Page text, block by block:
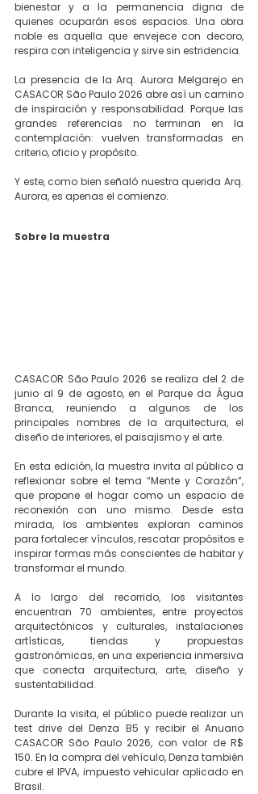
bienestar y a la permanencia digna de
quienes ocuparán esos espacios. Una obra
noble es aquella que envejece con decoro,
respira con inteligencia y sirve sin estridencia.
La presencia de la Arq. Aurora Melgarejo en
CASACOR São Paulo 2026 abre así un camino
de inspiración y responsabilidad. Porque las
grandes referencias no terminan en la
contemplación: vuelven transformadas en
criterio, oficio y propósito.
Y este, como bien señaló nuestra querida Arq.
Aurora, es apenas el comienzo.
Sobre la muestra
CASACOR São Paulo 2026 se realiza del 2 de
junio al 9 de agosto, en el Parque da Água
Branca, reuniendo a algunos de los
principales nombres de la arquitectura, el
diseño de interiores, el paisajismo y el arte.
En esta edición, la muestra invita al público a
reflexionar sobre el tema “Mente y Corazón”,
que propone el hogar como un espacio de
reconexión con uno mismo. Desde esta
mirada, los ambientes exploran caminos
para fortalecer vínculos, rescatar propósitos e
inspirar formas más conscientes de habitar y
transformar el mundo.
A lo largo del recorrido, los visitantes
encuentran 70 ambientes, entre proyectos
arquitectónicos y culturales, instalaciones
artísticas, tiendas y propuestas
gastronómicas, en una experiencia inmersiva
que conecta arquitectura, arte, diseño y
sustentabilidad.
Durante la visita, el público puede realizar un
test drive del Denza B5 y recibir el Anuario
CASACOR São Paulo 2026, con valor de R$
150. En la compra del vehículo, Denza también
cubre el IPVA, impuesto vehicular aplicado en
Brasil.